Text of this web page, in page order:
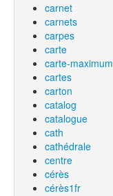
carnet
carnets
carpes
carte
carte-maximum
cartes
carton
catalog
catalogue
cath
cathédrale
centre
cérès
cérès1fr